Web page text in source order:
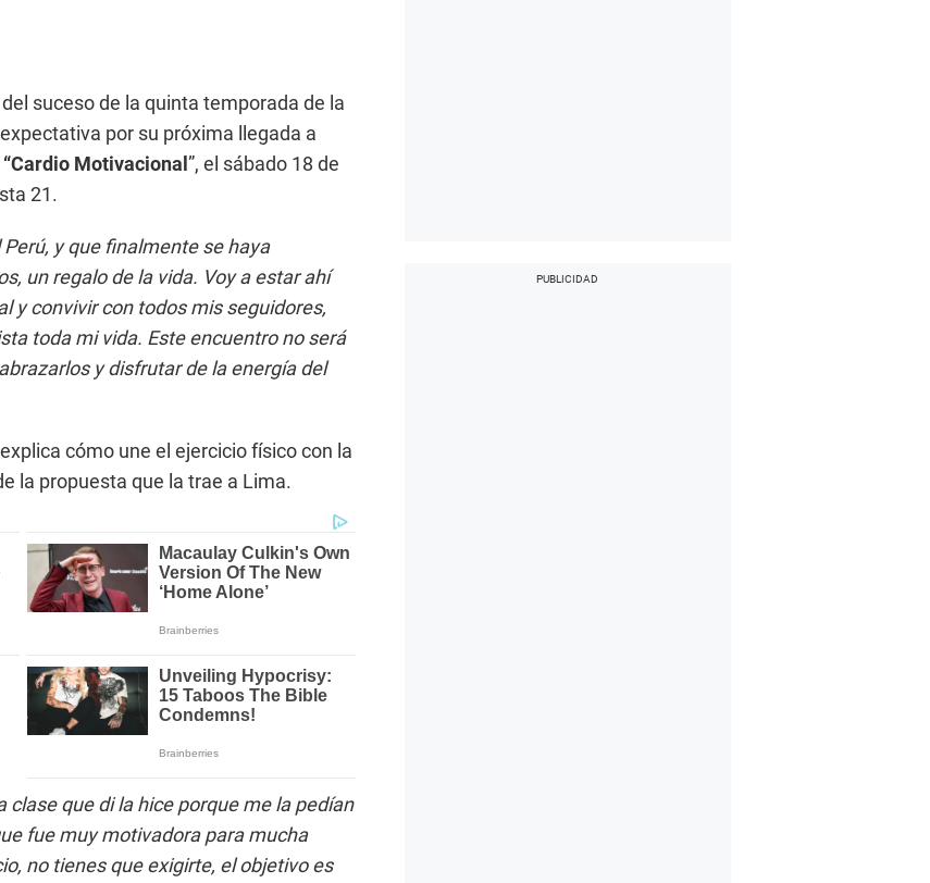
suceso de la quinta temporada de la
por su próxima llegada a
“Cardio Motivacional ”, el sábado 18 de
21.
y que finalmente se haya
un regalo de la vida. Voy a estar ahí
y convivir con todos mis seguidores,
toda mi vida. Este encuentro no será
y disfrutar de la energía del
cómo une el ejercicio físico con la
la propuesta que la trae a Lima.
clase que di la hice porque me la pedían
fue muy motivadora para mucha
no tienes que exigirte, el objetivo es